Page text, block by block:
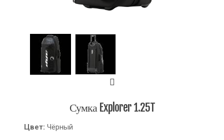
Сумка Explorer 1.25T
Цвет: Чёрный